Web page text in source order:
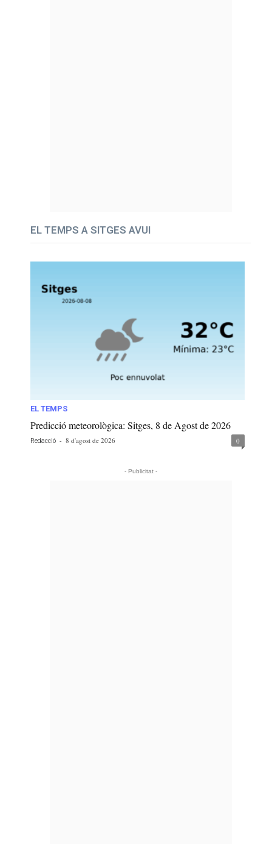
EL TEMPS A SITGES AVUI
EL TEMPS
Predicció meteorològica: Sitges, 8 de Agost de 2026
Redacció - 8 d'agost de 2026 0
- Publicitat -